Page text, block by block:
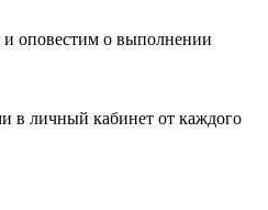
и оповестим о выполнении
в личный кабинет от каждого